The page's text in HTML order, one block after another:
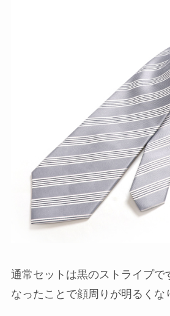
通常セットは黒のストライプで
なったことで顔周りが明るくな